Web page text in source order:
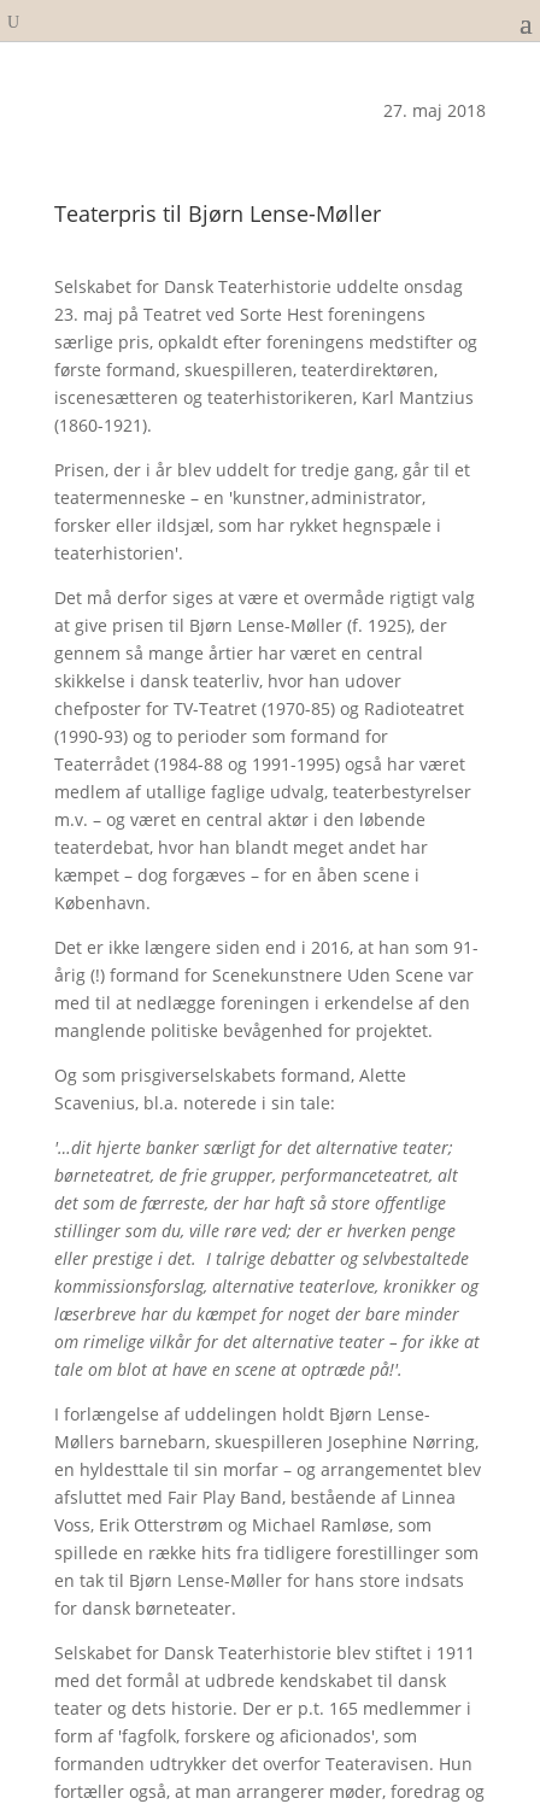
27. maj 2018
Teaterpris til Bjørn Lense-Møller
Selskabet for Dansk Teaterhistorie uddelte onsdag
23. maj på Teatret ved Sorte Hest foreningens
særlige pris, opkaldt efter foreningens medstifter og
første formand, skuespilleren, teaterdirektøren,
iscenesætteren og teaterhistorikeren, Karl Mantzius
(1860-1921).
Prisen, der i år blev uddelt for tredje gang, går til et
teatermenneske – en 'kunstner, administrator,
forsker eller ildsjæl, som har rykket hegnspæle i
teaterhistorien'.
Det må derfor siges at være et overmåde rigtigt valg
at give prisen til Bjørn Lense-Møller (f. 1925), der
gennem så mange årtier har været en central
skikkelse i dansk teaterliv, hvor han udover
chefposter for TV-Teatret (1970-85) og Radioteatret
(1990-93) og to perioder som formand for
Teaterrådet (1984-88 og 1991-1995) også har været
medlem af utallige faglige udvalg, teaterbestyrelser
m.v. – og været en central aktør i den løbende
teaterdebat, hvor han blandt meget andet har
kæmpet – dog forgæves – for en åben scene i
København.
Det er ikke længere siden end i 2016, at han som 91-
årig (!) formand for Scenekunstnere Uden Scene var
med til at nedlægge foreningen i erkendelse af den
manglende politiske bevågenhed for projektet.
Og som prisgiverselskabets formand, Alette
Scavenius, bl.a. noterede i sin tale:
'…dit hjerte banker særligt for det alternative teater;
børneteatret, de frie grupper, performanceteatret, alt
det som de færreste, der har haft så store offentlige
stillinger som du, ville røre ved; der er hverken penge
eller prestige i det. I talrige debatter og selvbestaltede
kommissionsforslag, alternative teaterlove, kronikker og
læserbreve har du kæmpet for noget der bare minder
om rimelige vilkår for det alternative teater – for ikke at
tale om blot at have en scene at optræde på!'.
I forlængelse af uddelingen holdt Bjørn Lense-
Møllers barnebarn, skuespilleren Josephine Nørring,
en hyldesttale til sin morfar – og arrangementet blev
afsluttet med Fair Play Band, bestående af Linnea
Voss, Erik Otterstrøm og Michael Ramløse, som
spillede en række hits fra tidligere forestillinger som
en tak til Bjørn Lense-Møller for hans store indsats
for dansk børneteater.
Selskabet for Dansk Teaterhistorie blev stiftet i 1911
med det formål at udbrede kendskabet til dansk
teater og dets historie. Der er p.t. 165 medlemmer i
form af 'fagfolk, forskere og aficionados', som
formanden udtrykker det overfor Teateravisen. Hun
fortæller også, at man arrangerer møder, foredrag og